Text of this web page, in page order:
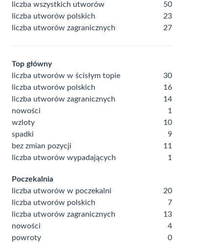
liczba wszystkich utworów
50
liczba utworów polskich
23
liczba utworów zagranicznych
27
Top główny
liczba utworów w ścisłym topie
30
liczba utworów polskich
16
liczba utworów zagranicznych
14
nowości
1
wzloty
10
spadki
9
bez zmian pozycji
11
liczba utworów wypadających
1
Poczekalnia
liczba utworów w poczekalni
20
liczba utworów polskich
7
liczba utworów zagranicznych
13
nowości
4
powroty
0